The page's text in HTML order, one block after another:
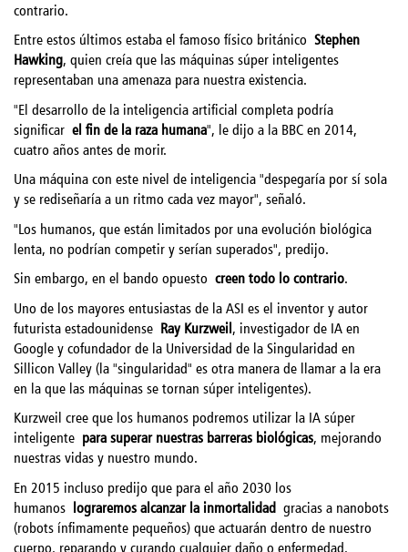
contrario.
Entre estos últimos estaba el famoso físico británico Stephen
Hawking, quien creía que las máquinas súper inteligentes
representaban una amenaza para nuestra existencia.
"El desarrollo de la inteligencia artificial completa podría
significar el fin de la raza humana", le dijo a la BBC en 2014,
cuatro años antes de morir.
Una máquina con este nivel de inteligencia "despegaría por sí sola
y se rediseñaría a un ritmo cada vez mayor", señaló.
"Los humanos, que están limitados por una evolución biológica
lenta, no podrían competir y serían superados", predijo.
Sin embargo, en el bando opuesto creen todo lo contrario.
Uno de los mayores entusiastas de la ASI es el inventor y autor
futurista estadounidense Ray Kurzweil, investigador de IA en
Google y cofundador de la Universidad de la Singularidad en
Sillicon Valley (la "singularidad" es otra manera de llamar a la era
en la que las máquinas se tornan súper inteligentes).
Kurzweil cree que los humanos podremos utilizar la IA súper
inteligente para superar nuestras barreras biológicas, mejorando
nuestras vidas y nuestro mundo.
En 2015 incluso predijo que para el año 2030 los
humanos lograremos alcanzar la inmortalidad gracias a nanobots
(robots ínfimamente pequeños) que actuarán dentro de nuestro
cuerpo, reparando y curando cualquier daño o enfermedad,